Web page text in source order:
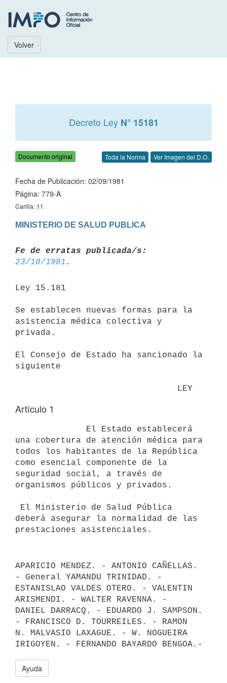
Volver
Decreto Ley N° 15181
Documento original Toda la Norma Ver Imagen del D.O.
Fecha de Publicación: 02/09/1981
Página: 779-A
Carilla: 11
MINISTERIO DE SALUD PUBLICA
Fe de erratas publicada/s:
23/10/1981
Ley 15.181
Se establecen nuevas formas para la
asistencia médica colectiva y
privada.
El Consejo de Estado ha sancionado la
siguiente
                                LEY
Artículo 1
una cobertura de atención médica para
todos los habitantes de la República
como esencial componente de la
seguridad social, a través de
organismos públicos y privados.
deberá asegurar la normalidad de las
APARICIO MENDEZ. - ANTONIO CAÑELLAS.
- General YAMANDU TRINIDAD. -
ESTANISLAO VALDES OTERO. - VALENTIN
ARISMENDI. - WALTER RAVENNA. -
DANIEL DARRACQ. - EDUARDO J. SAMPSON.
- FRANCISCO D. TOURREILES. - RAMON
N. MALVASIO LAXAGUE. - W. NOGUEIRA
Ayuda